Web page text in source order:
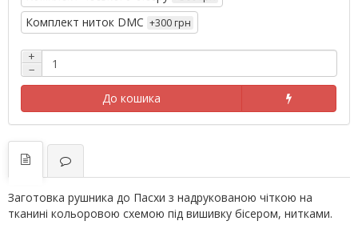
Комплект ниток DMC +300 грн
+
−
До кошика
Заготовка рушника до Пасхи з надрукованою чіткою на
тканині кольоровою схемою під вишивку бісером, нитками.